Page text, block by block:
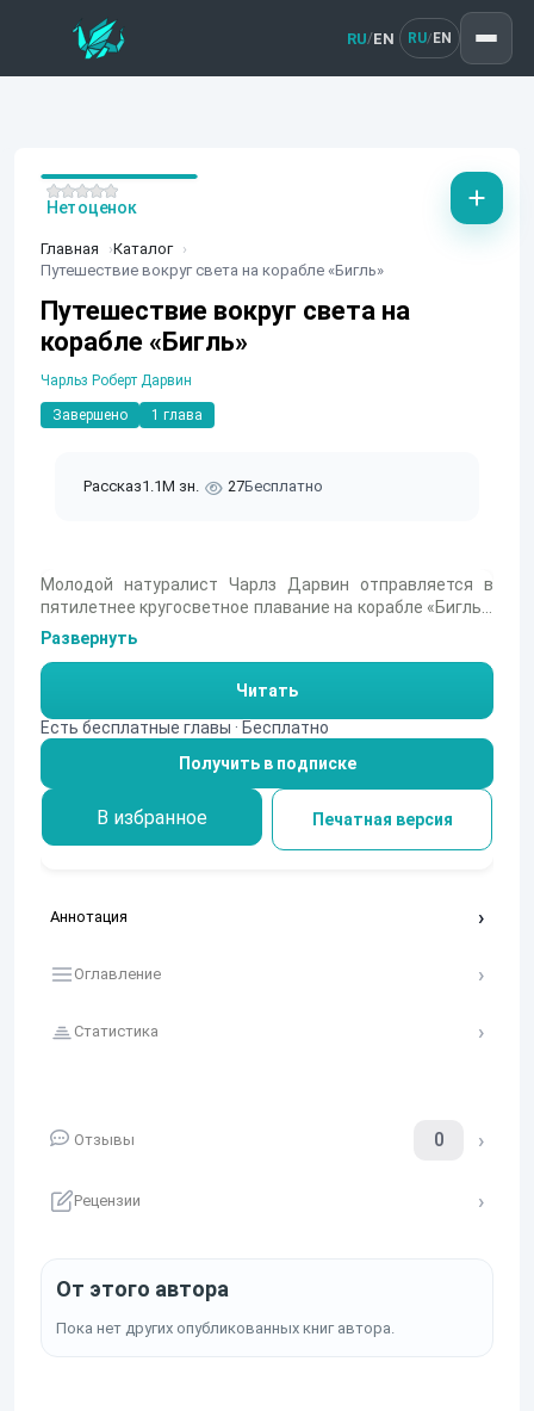
RU/EN RU/ EN
Главная
Каталог
Путешествие вокруг света на корабле «Бигль»
Путешествие вокруг света на
корабле «Бигль»
Чарльз Роберт Дарвин
Завершено 1 глава
Рассказ1.1M зн. 27Бесплатно
Нет оценок
Молодой натуралист Чарлз Дарвин отправляется в
пятилетнее кругосветное плавание на корабле «Бигль»,
чтобы исследовать геологию и естественную историю
далеких стран. Благодаря поддержке капитана Фицроя
он получает уникальную возможность изучать
неведомые земли, их природу и обитателей. Этот
дневник — не просто отчет об экспедиции, а
захватывающее повествование о приключениях,
научных открытиях и зарождении идей, которые
изменят представление человечества о мире.
Развернуть
Читать
Есть бесплатные главы · Бесплатно
Получить в подписке
В избранное Печатная версия
Аннотация
Оглавление
Статистика
Отзывы 0
Рецензии
От этого автора
Пока нет других опубликованных книг автора.